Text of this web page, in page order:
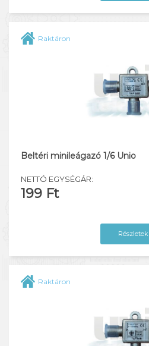
Raktáron
Beltéri minileágazó 1/6 Unio
NETTÓ EGYSÉGÁR:
199 Ft
Részletek
Raktáron